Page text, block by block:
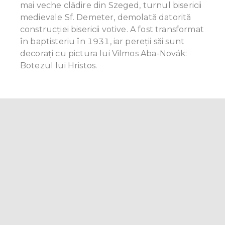
mai veche clădire din Szeged, turnul bisericii
medievale Sf. Demeter, demolată datorită
construcției bisericii votive. A fost transformat
în baptisteriu în 1931, iar pereții săi sunt
decorați cu pictura lui Vilmos Aba-Novák:
Botezul lui Hristos.